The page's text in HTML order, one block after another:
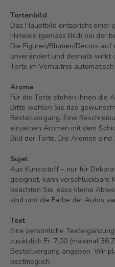
Tortenbild
Das Hauptbild entspricht einer
Hinweis (gemäss Bild) bei der
Die Figuren/Blumen/Decors
unverändert und deshalb wirkt
Torte im Verhältnis
Aroma
Für die Torte stehen Ihnen die
Bitte wählen Sie das
Bestellvorgang. Eine
einzelnen Aromen mit dem
Bild der Torte. Die Aromen
Sujet
Aus Kunststoff – nur für
geeignet, kann verschluckbare
beachten Sie, dass kleine
sind und die Farbe der Autos
Text
Eine persönliche
zusätzlich Fr. 7.00 (maximal 36
Bestellvorgang angeben. Wir
bestmöglich.